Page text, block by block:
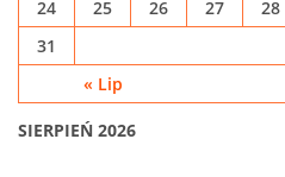
SIERPIEŃ 2026
« Lip
24
25 26 27 28
31